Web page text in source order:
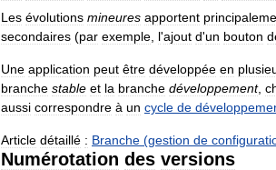
Les évolutions mineures apportent
secondaires (par exemple l'ajout d'un bouton
Une application peut être développée en
branche stable et la branche développement,
aussi correspondre à un cycle de
Article détaillé : Branche (gestion de
Numérotation des versions